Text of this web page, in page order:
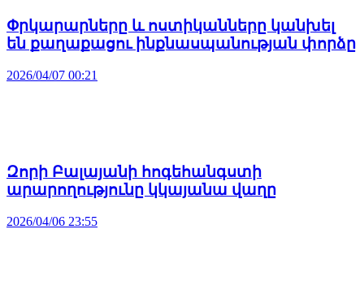
Փրկարարները և ոստիկանները կանխել
են քաղաքացու ինքնասպանության փորձը
2026/04/07 00:21
Զորի Բալայանի հոգեհանգստի
արարողությունը կկայանա վաղը
2026/04/06 23:55